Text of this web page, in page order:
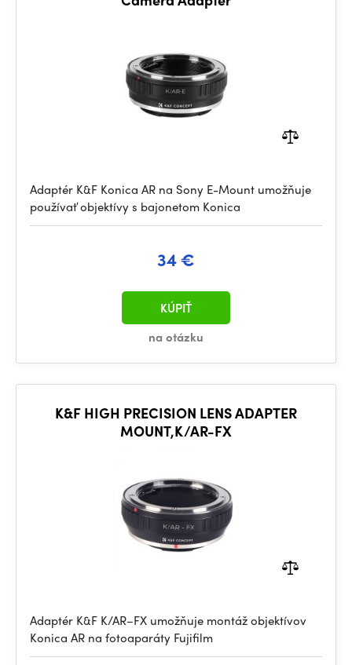
Adaptér K&F Konica AR na Sony E-Mount umožňuje
používať objektívy s bajonetom Konica
34 €
na otázku
KÚPIŤ
K&F HIGH PRECISION LENS ADAPTER
MOUNT,K/AR-FX
Adaptér K&F K/AR–FX umožňuje montáž objektívov
Konica AR na fotoaparáty Fujifilm